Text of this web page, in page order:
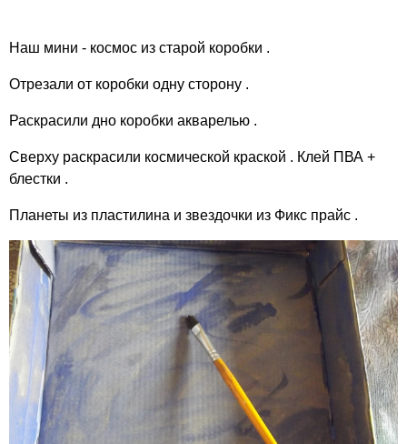
Наш мини - космос из старой коробки .
Отрезали от коробки одну сторону .
Раскрасили дно коробки акварелью .
Сверху раскрасили космической краской . Клей ПВА +
блестки .
Планеты из пластилина и звездочки из Фикс прайс .